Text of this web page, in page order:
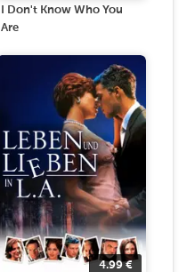
I Don't Know Who You
Are
4.99€